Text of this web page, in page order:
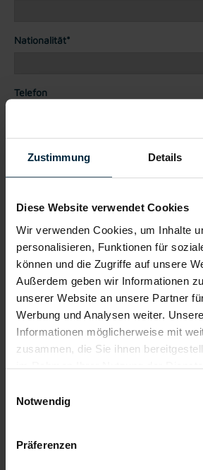
Zustimmung Details
Diese Website verwendet Cookies
Wir verwenden Cookies, um Inhalte
personalisieren, Funktionen für
können und die Zugriffe auf unsere
Außerdem geben wir Informationen
unserer Website an unsere Partner
Werbung und Analysen weiter.
Informationen möglicherweise mit
zusammen, die Sie ihnen
Notwendig
Präferenzen
Nationalität*
Telefon
Empfehlungschreiben / Zeugnisse